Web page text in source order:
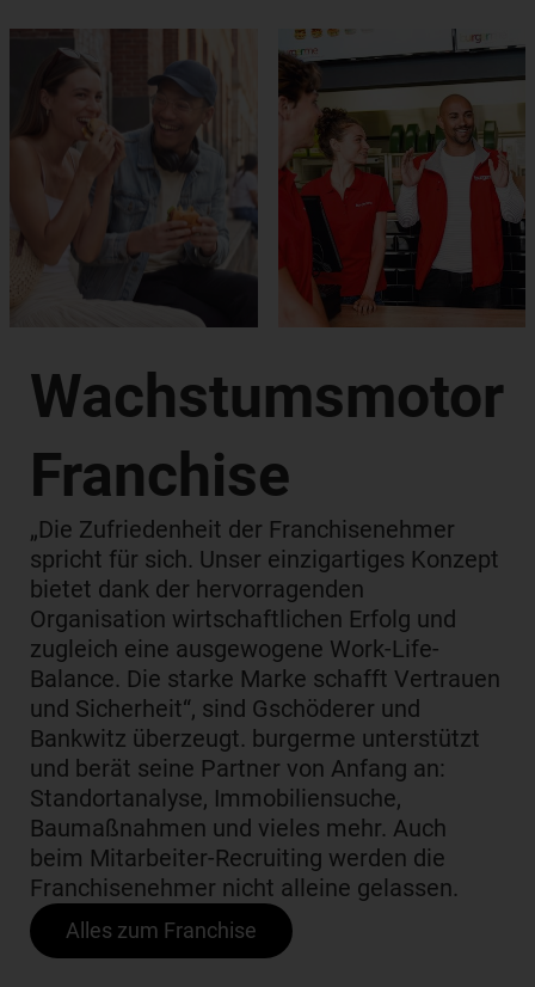
Wachstums­motor
Franchise
„Die Zufriedenheit der Franchisenehmer
spricht für sich. Unser einzigartiges Konzept
bietet dank der hervorragenden
Organisation wirtschaftlichen Erfolg und
zugleich eine ausgewogene Work-Life-
Balance. Die starke Marke schafft Vertrauen
und Sicherheit“, sind Gschöderer und
Bankwitz überzeugt. burgerme unterstützt
und berät seine Partner von Anfang an:
Standortanalyse, Immobiliensuche,
Baumaßnahmen und vieles mehr. Auch
beim Mitarbeiter-Recruiting werden die
Franchisenehmer nicht alleine gelassen.
Alles zum Franchise